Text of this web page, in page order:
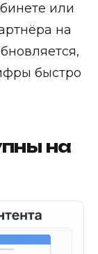
или
на
быстро
на